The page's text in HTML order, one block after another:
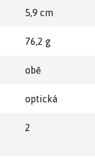
5,9 cm
76,2 g
obě
optická
2